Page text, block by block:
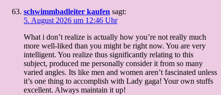
schwimmbadleiter kaufen sagt:
5. August 2026 um 12:46 Uhr
What i don’t realize is actually how you’re not really much
more well-liked than you might be right now. You are very
intelligent. You realize thus significantly relating to this
subject, produced me personally consider it from so many
varied angles. Its like men and women aren’t fascinated unless
it’s one thing to accomplish with Lady gaga! Your own stuffs
excellent. Always maintain it up!